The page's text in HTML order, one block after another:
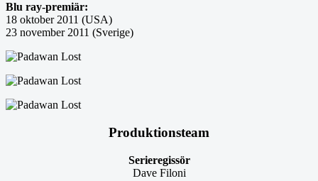
Blu ray-premiär:
18 oktober 2011 (USA)
23 november 2011 (Sverige)
Produktionsteam
Serieregissör
Dave Filoni